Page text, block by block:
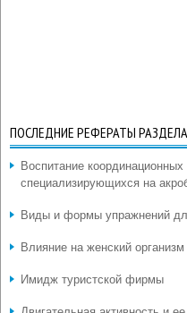
ПОСЛЕДНИЕ РЕФЕРАТЫ РАЗДЕЛА
Воспитание
специализирующихся на
Виды и формы упражнений
Влияние на женский
Имидж туристской фирмы